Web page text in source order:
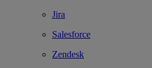
Jira
Salesforce
Zendesk